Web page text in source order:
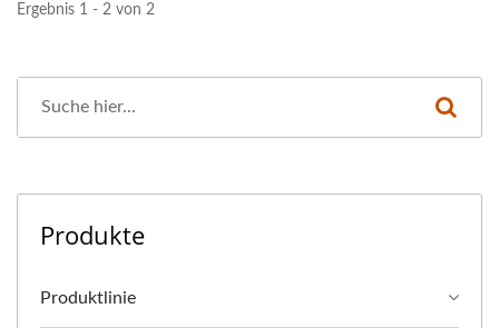
Ergebnis 1 - 2 von 2
Produkte
Produktlinie